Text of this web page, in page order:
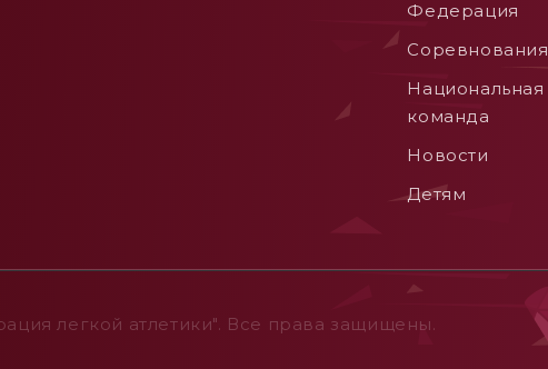
Федерация
Соревнования
Национальная
команда
Новости
Детям
легкой атлетики". Все права защищены.